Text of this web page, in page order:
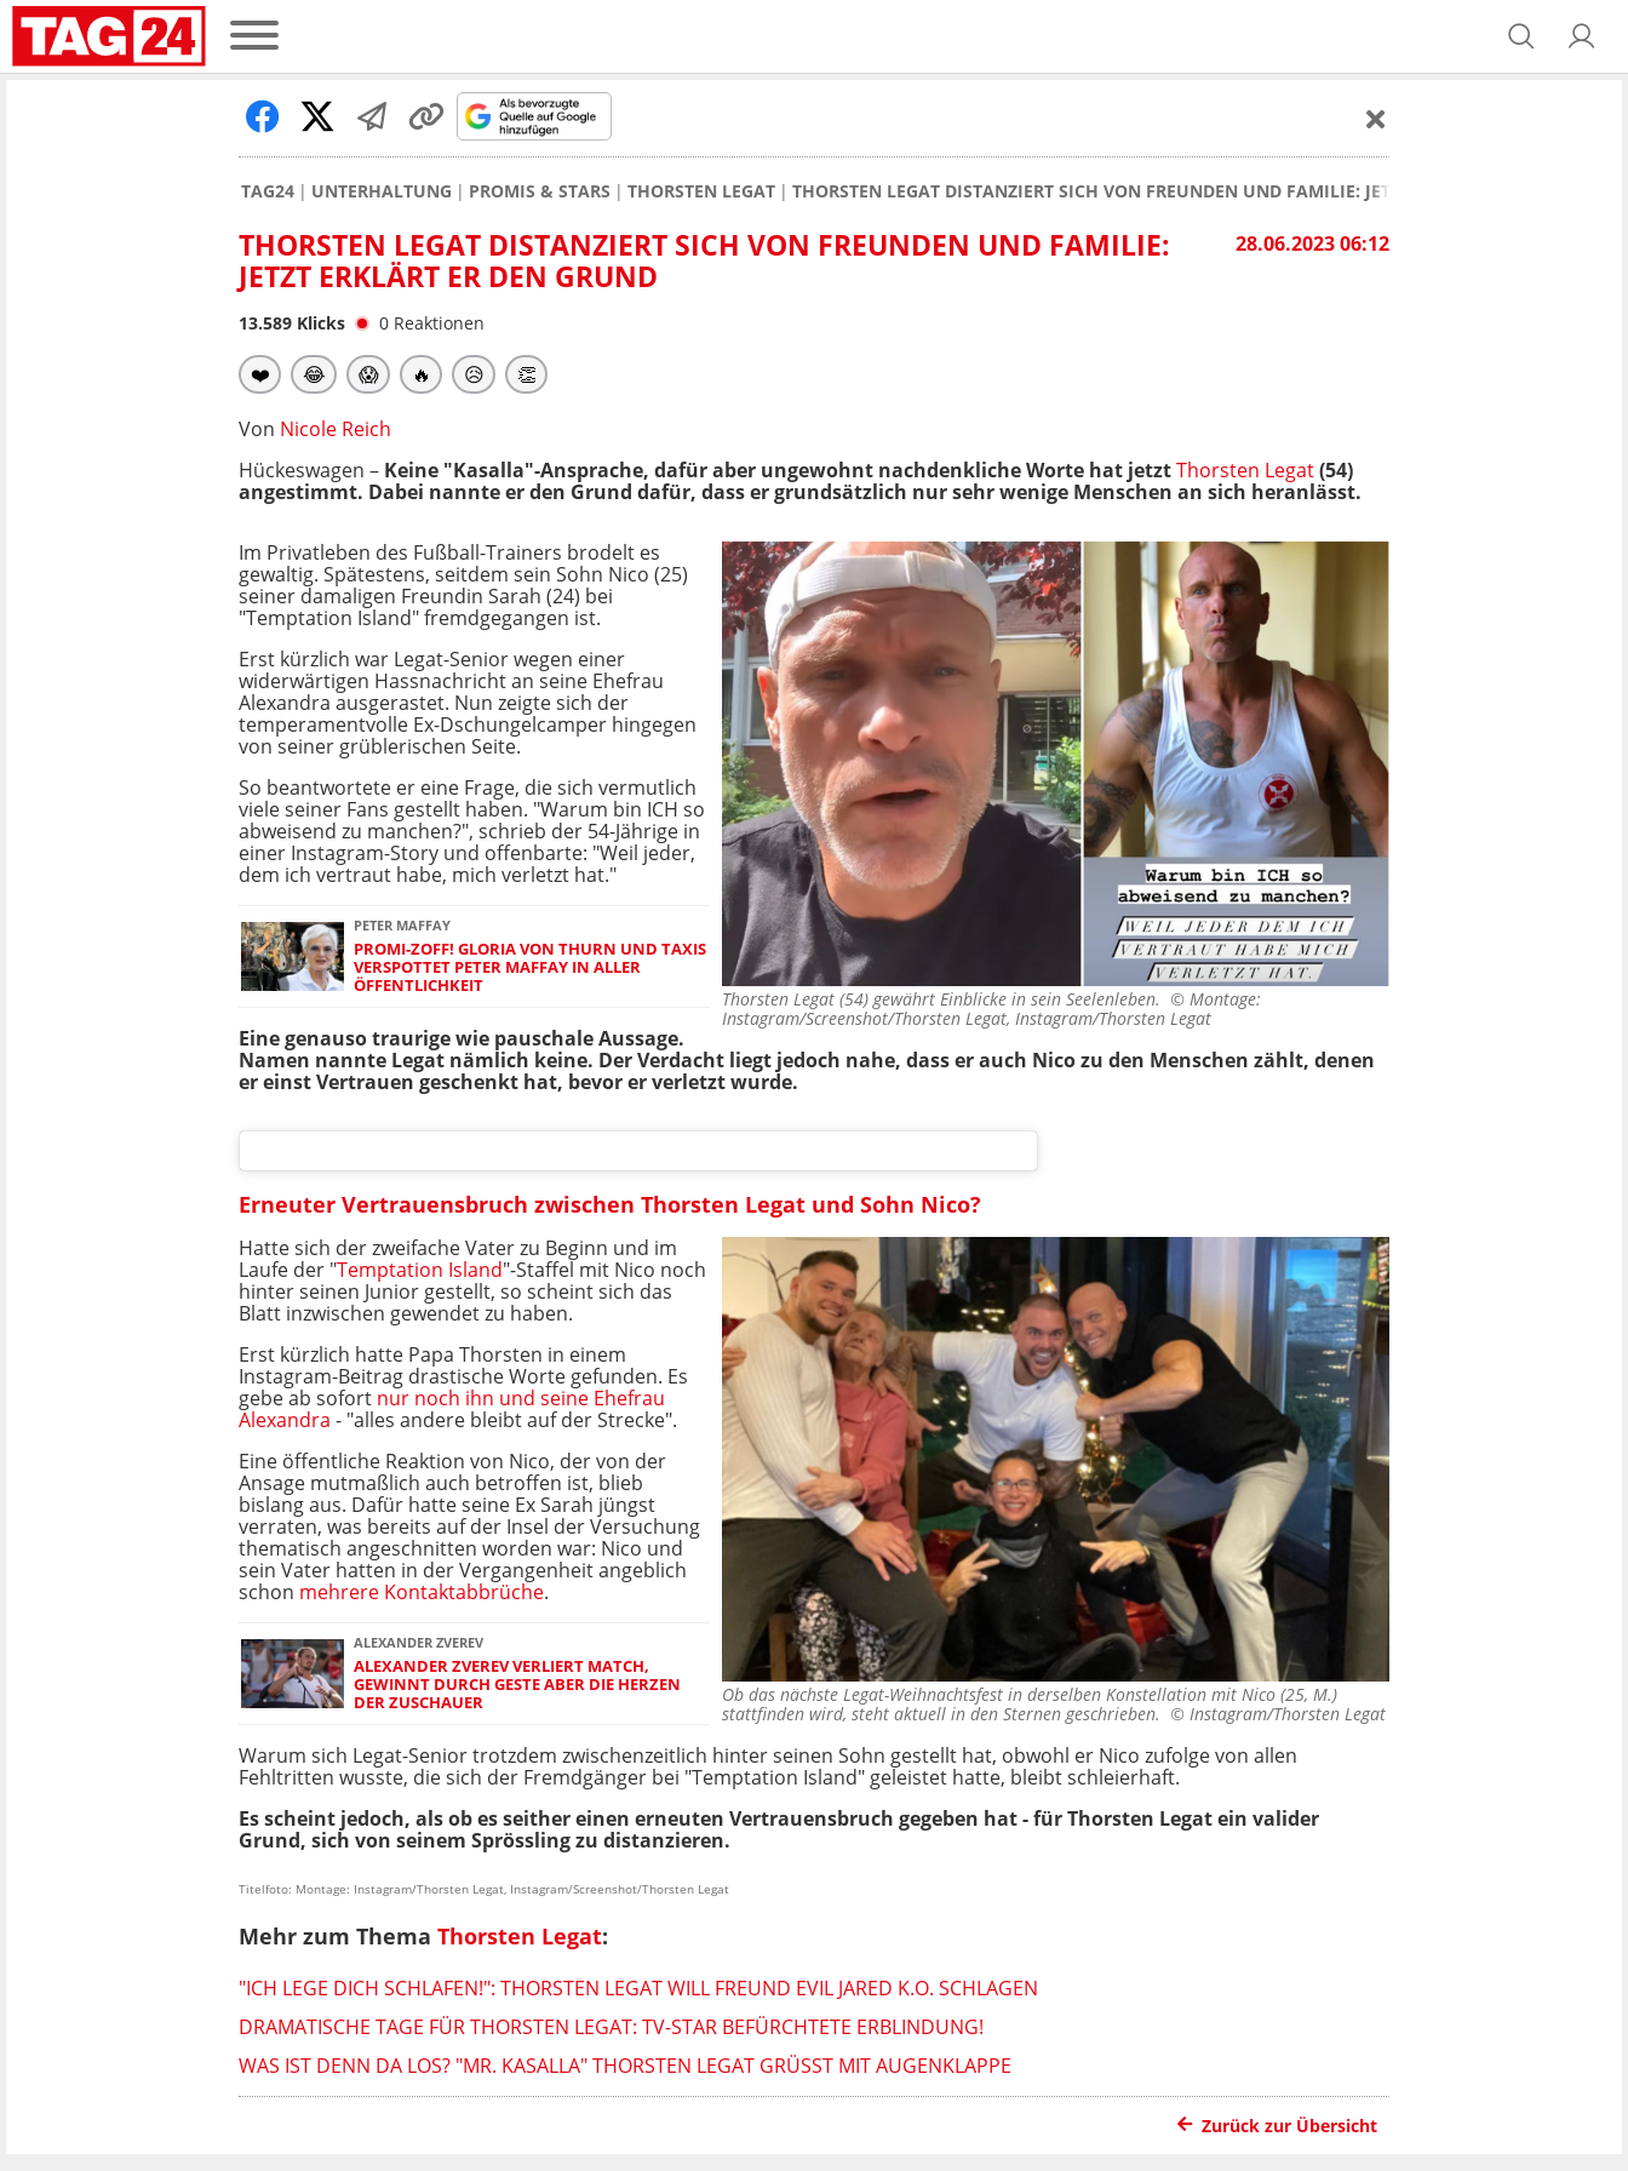
TAG24 UNTERHALTUNG PROMIS & STARS THORSTEN LEGAT THORSTEN LEGAT DISTANZIERT SICH VON FREUNDEN UND FAMILIE: JETZT ERKLÄRT ER DEN GRUND
28.06.2023 06:12
THORSTEN LEGAT DISTANZIERT SICH VON FREUNDEN UND FAMILIE:
JETZT ERKLÄRT ER DEN GRUND
13.589 Klicks 0 Reaktionen
❤️ 😂 😱 🔥 😥 👏
Von Nicole Reich
Hückeswagen – Keine "Kasalla"-Ansprache, dafür aber ungewohnt nachdenkliche Worte hat jetztThorsten Legat(54)
angestimmt. Dabei nannte er den Grund dafür, dass er grundsätzlich nur sehr wenige Menschen an sich heranlässt.
Thorsten Legat (54) gewährt Einblicke in sein Seelenleben. © Montage:
Instagram/Screenshot/Thorsten Legat, Instagram/Thorsten Legat
Im Privatleben des Fußball-Trainers brodelt es
gewaltig. Spätestens, seitdem sein Sohn Nico (25)
seiner damaligen Freundin Sarah (24) bei
"Temptation Island" fremdgegangen ist.
Erst kürzlich war Legat-Senior wegen einer
widerwärtigen Hassnachricht an seine Ehefrau
Alexandra ausgerastet. Nun zeigte sich der
temperamentvolle Ex-Dschungelcamper hingegen
von seiner grüblerischen Seite.
So beantwortete er eine Frage, die sich vermutlich
viele seiner Fans gestellt haben. "Warum bin ICH so
abweisend zu manchen?", schrieb der 54-Jährige in
einer Instagram-Story und offenbarte: "Weil jeder,
dem ich vertraut habe, mich verletzt hat."
PETER MAFFAY
PROMI-ZOFF! GLORIA VON THURN UND TAXIS
VERSPOTTET PETER MAFFAY IN ALLER
ÖFFENTLICHKEIT
Eine genauso traurige wie pauschale Aussage.
Namen nannte Legat nämlich keine. Der Verdacht liegt jedoch nahe, dass er auch Nico zu den Menschen zählt, denen
er einst Vertrauen geschenkt hat, bevor er verletzt wurde.
Erneuter Vertrauensbruch zwischen Thorsten Legat und Sohn Nico?
Ob das nächste Legat-Weihnachtsfest in derselben Konstellation mit Nico (25, M.)
stattfinden wird, steht aktuell in den Sternen geschrieben. © Instagram/Thorsten Legat
Hatte sich der zweifache Vater zu Beginn und im
Laufe der "Temptation Island"-Staffel mit Nico noch
hinter seinen Junior gestellt, so scheint sich das
Blatt inzwischen gewendet zu haben.
Erst kürzlich hatte Papa Thorsten in einem
Instagram-Beitrag drastische Worte gefunden. Es
gebe ab sofort nur noch ihn und seine Ehefrau
Alexandra - "alles andere bleibt auf der Strecke".
Eine öffentliche Reaktion von Nico, der von der
Ansage mutmaßlich auch betroffen ist, blieb
bislang aus. Dafür hatte seine Ex Sarah jüngst
verraten, was bereits auf der Insel der Versuchung
thematisch angeschnitten worden war: Nico und
sein Vater hatten in der Vergangenheit angeblich
schon mehrere Kontaktabbrüche.
ALEXANDER ZVEREV
ALEXANDER ZVEREV VERLIERT MATCH,
GEWINNT DURCH GESTE ABER DIE HERZEN
DER ZUSCHAUER
Warum sich Legat-Senior trotzdem zwischenzeitlich hinter seinen Sohn gestellt hat, obwohl er Nico zufolge von allen
Fehltritten wusste, die sich der Fremdgänger bei "Temptation Island" geleistet hatte, bleibt schleierhaft.
Es scheint jedoch, als ob es seither einen erneuten Vertrauensbruch gegeben hat - für Thorsten Legat ein valider
Grund, sich von seinem Sprössling zu distanzieren.
Titelfoto: Montage: Instagram/Thorsten Legat, Instagram/Screenshot/Thorsten Legat
Mehr zum Thema Thorsten Legat:
"ICH LEGE DICH SCHLAFEN!": THORSTEN LEGAT WILL FREUND EVIL JARED K.O. SCHLAGEN
DRAMATISCHE TAGE FÜR THORSTEN LEGAT: TV-STAR BEFÜRCHTETE ERBLINDUNG!
WAS IST DENN DA LOS? "MR. KASALLA" THORSTEN LEGAT GRÜSST MIT AUGENKLAPPE
Zurück zur Übersicht